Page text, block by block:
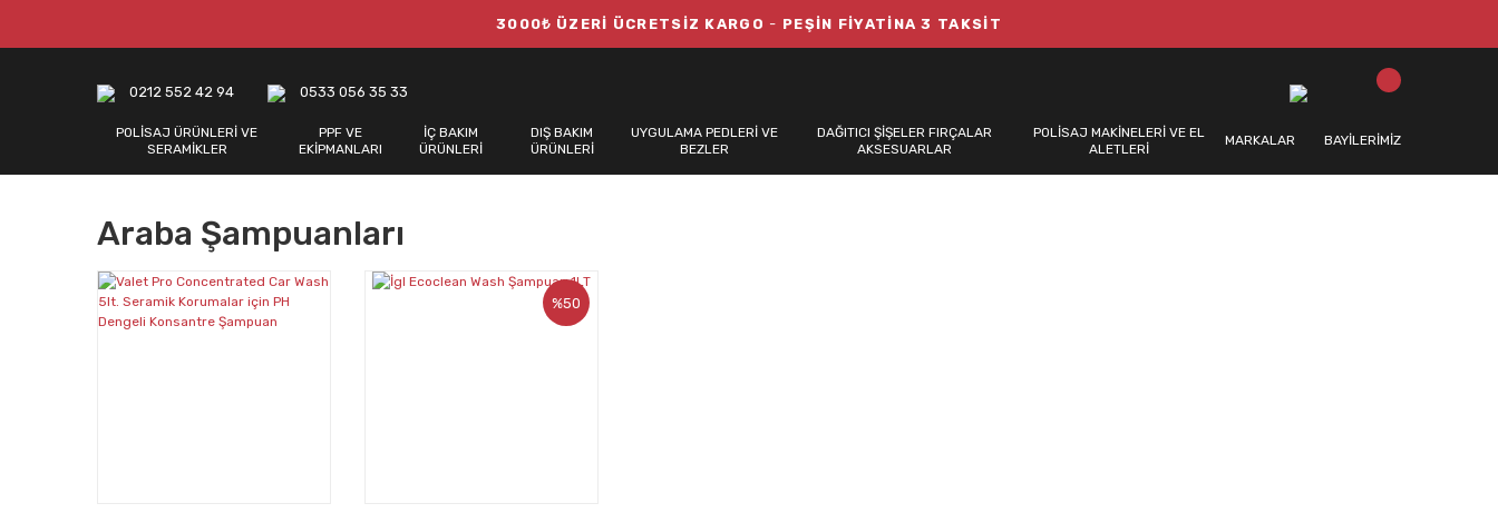
3000₺ ÜZERİ ÜCRETSİZ KARGO - PEŞİN FİYATİNA 3 TAKSİT
0212 552 42 94 0533 056 35 33
POLİSAJ ÜRÜNLERİ VE
SERAMİKLER
PPF VE
EKİPMANLARI
İÇ BAKIM
ÜRÜNLERİ
DIŞ BAKIM
ÜRÜNLERİ
UYGULAMA PEDLERİ VE
BEZLER
DAĞITICI ŞİŞELER FIRÇALAR
AKSESUARLAR
POLİSAJ MAKİNELERİ VE EL
ALETLERİ
MARKALAR BAYİLERİMİZ
Araba Şampuanları
%50